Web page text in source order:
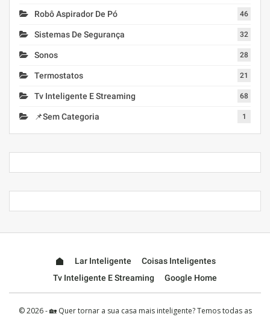
Robô Aspirador De Pó 46
Sistemas De Segurança 32
Sonos 28
Termostatos 21
Tv Inteligente E Streaming 68
📌Sem Categoria 1
Lar Inteligente
Coisas Inteligentes
Tv Inteligente E Streaming
Google Home
© 2026 - 🏡 Quer tornar a sua casa mais inteligente? Temos todas as